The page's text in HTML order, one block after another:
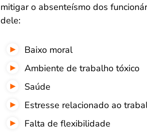
mitigar o absenteísmo dos
dele:
Baixo moral
Ambiente de trabalho tóxico
Saúde
Estresse relacionado ao
Falta de flexibilidade